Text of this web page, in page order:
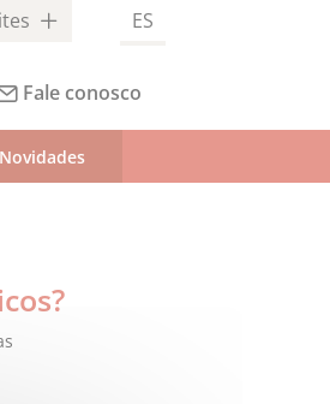
ES
Fale conosco
Novidades